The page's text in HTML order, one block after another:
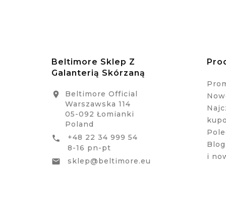
Beltimore Sklep Z
Galanterią Skórzaną

Beltimore Official
Warszawska 114
05-092 Łomianki
Poland

+48 22 34 999 54
8-16 pn-pt

sklep@beltimore.eu
i